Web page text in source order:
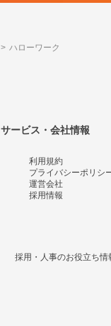
ハローワーク
サービス・会社情報
利用規約
プライバシーポリシ
運営会社
採用情報
採用・人事のお役立ち情